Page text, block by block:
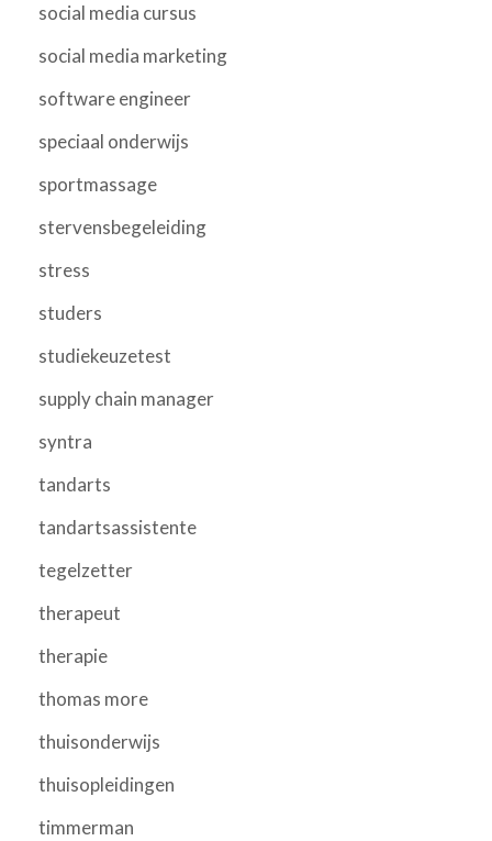
social media cursus
social media marketing
software engineer
speciaal onderwijs
sportmassage
stervensbegeleiding
stress
studers
studiekeuzetest
supply chain manager
syntra
tandarts
tandartsassistente
tegelzetter
therapeut
therapie
thomas more
thuisonderwijs
thuisopleidingen
timmerman